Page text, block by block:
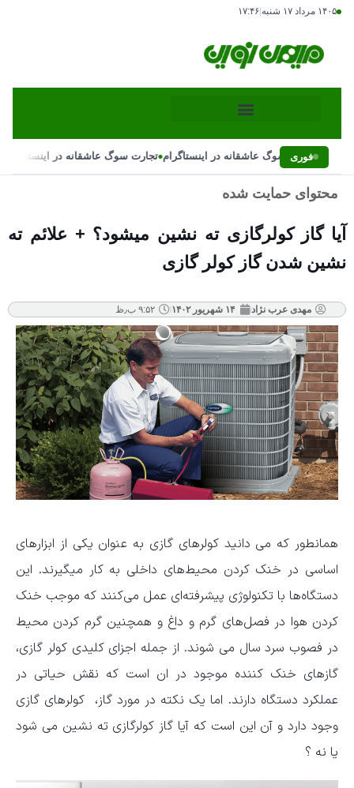
۱۴۰۵ مرداد ۱۷ شنبه ۱۷:۴۶
فوری
تجارت سوگ عاشقانه در اینستاگرام•تجارت سوگ عاشقانه در اینستاگرام
محتوای حمایت شده
آیا گاز کولرگازی ته نشین میشود؟ + علائم ته
نشین شدن گاز کولر گازی
مهدی عرب نژاد ۱۴ شهریور ۱۴۰۲ ۹:۵۲ ب٫ظ
همانطور که می دانید کولرهای گازی به عنوان یکی از ابزارهای
اساسی در خنک ‌کردن محیط‌های داخلی به کار میگیرند. این
دستگاه‌ها با تکنولوژی پیشرفته‌ای عمل می‌کنند که موجب خنک
کردن هوا در فصل‌های گرم و داغ و همچنین گرم کردن محیط
در فصوب سرد سال می شوند. از جمله اجزای کلیدی کولر گازی،
گازهای خنک ‌کننده موجود در ان است که نقش حیاتی در
عملکرد دستگاه دارند. اما یک نکته در مورد گاز، کولرهای گازی
وجود دارد و آن این است که آیا گاز کولرگازی ته نشین می شود
یا نه ؟